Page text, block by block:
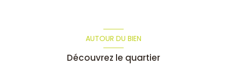
AUTOUR DU BIEN
Découvrez le quartier